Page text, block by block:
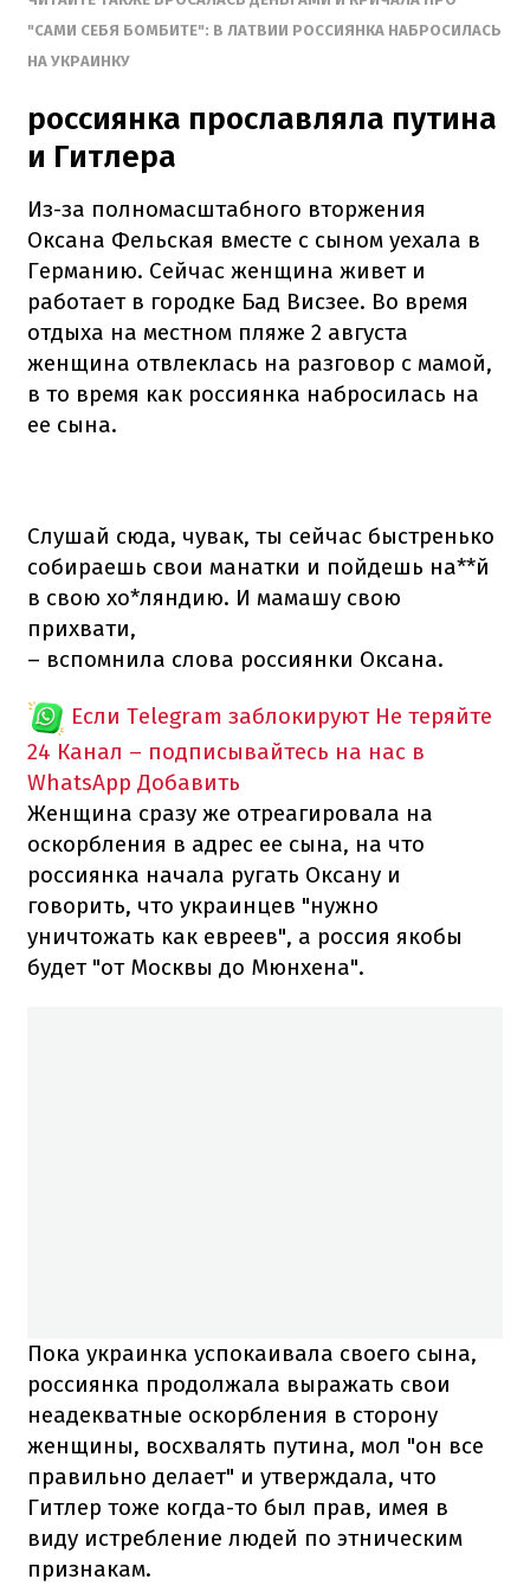
"САМИ СЕБЯ БОМБИТЕ": В ЛАТВИИ РОССИЯНКА НАБРОСИЛАСЬ
НА УКРАИНКУ
россиянка прославляла путина
и Гитлера
Из-за полномасштабного вторжения
Оксана Фельская вместе с сыном уехала в
Германию. Сейчас женщина живет и
работает в городке Бад Висзее. Во время
отдыха на местном пляже 2 августа
женщина отвлеклась на разговор с мамой,
в то время как россиянка набросилась на
ее сына.
Слушай сюда, чувак, ты сейчас быстренько
собираешь свои манатки и пойдешь на**й
в свою хо*ляндию. И мамашу свою
прихвати,
– вспомнила слова россиянки Оксана.
Если Telegram заблокируют Не теряйте
24 Канал – подписывайтесь на нас в
WhatsApp Добавить
Женщина сразу же отреагировала на
оскорбления в адрес ее сына, на что
россиянка начала ругать Оксану и
говорить, что украинцев "нужно
уничтожать как евреев", а россия якобы
будет "от Москвы до Мюнхена".
Пока украинка успокаивала своего сына,
россиянка продолжала выражать свои
неадекватные оскорбления в сторону
женщины, восхвалять путина, мол "он все
правильно делает" и утверждала, что
Гитлер тоже когда-то был прав, имея в
виду истребление людей по этническим
признакам.